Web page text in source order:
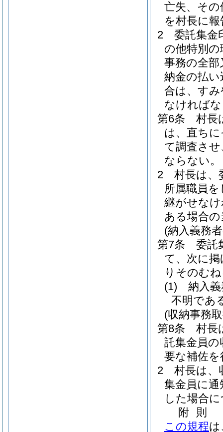
亡失、そ
を村長に
2
委託集金
の他特別
事務の全
納金の払
合は、す
なければ
第6条
村長
は、直ち
て調査さ
ならない。
2
村長は、
所属職員
継がせな
ある場合
(納入義務
第7条
委託
て、次に
りそのむ
(1)
納入
不明であ
(収納事務
第8条
村長
託集金員
要な補佐
2
村長は、
集金員に
した場合
附 則
この規程は